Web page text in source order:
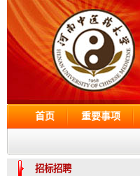
首页 重要事项
招标招聘